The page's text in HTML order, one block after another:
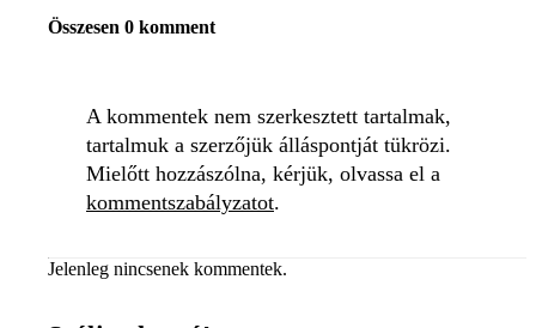
Összesen 0 komment
A kommentek nem szerkesztett tartalmak,
tartalmuk a szerzőjük álláspontját tükrözi.
Mielőtt hozzászólna, kérjük, olvassa el a
kommentszabályzatot.
Jelenleg nincsenek kommentek.